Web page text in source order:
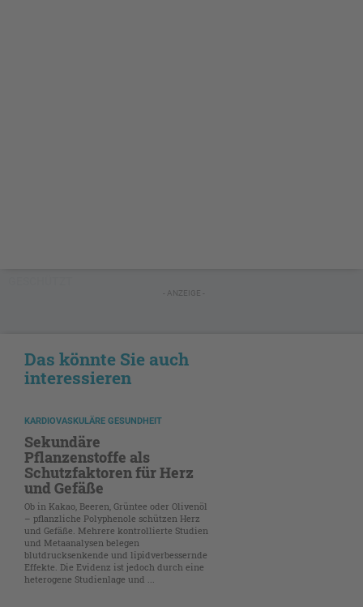
- ANZEIGE -
Das könnte Sie auch
interessieren
KARDIOVASKULÄRE GESUNDHEIT
Sekundäre
Pflanzenstoffe als
Schutzfaktoren für Herz
und Gefäße
Ob in Kakao, Beeren, Grüntee oder Olivenöl
– pflanzliche Polyphenole schützen Herz
und Gefäße. Mehrere kontrollierte Studien
und Metaanalysen belegen
blutdrucksenkende und lipidverbessernde
Effekte. Die Evidenz ist jedoch durch eine
heterogene Studienlage und ...